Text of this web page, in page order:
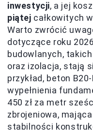
inwestycji, a jej
piątej całkowitych
Warto zwrócić
dotyczące roku
budowlanych,
oraz izolacja, stają
przykład, beton
wypełnienia
450 zł za metr
zbrojeniowa,
stabilności